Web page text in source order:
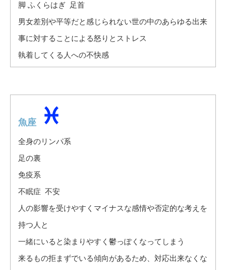
脚 ふくらはぎ 足首
男女差別や平等だと感じられない世の中のあらゆる出来
事に対することによる怒りとストレス
執着してくる人への不快感
魚座
全身のリンパ系
足の裏
免疫系
不眠症 不安
人の影響を受けやすくマイナスな感情や否定的な考えを
持つ人と
一緒にいると染まりやすく鬱っぽくなってしまう
来るもの拒まずでいる傾向があるため、対応出来なくな